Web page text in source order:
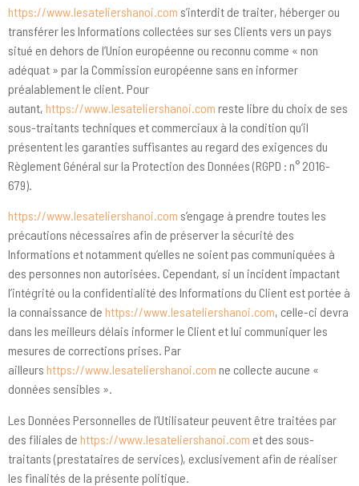
https://www.lesateliershanoi.com s’interdit de traiter, héberger ou
transférer les Informations collectées sur ses Clients vers un pays
situé en dehors de l’Union européenne ou reconnu comme « non
adéquat » par la Commission européenne sans en informer
préalablement le client. Pour
autant, https://www.lesateliershanoi.com reste libre du choix de ses
sous-traitants techniques et commerciaux à la condition qu’il
présentent les garanties suffisantes au regard des exigences du
Règlement Général sur la Protection des Données (RGPD : n° 2016-
679).
https://www.lesateliershanoi.com s’engage à prendre toutes les
précautions nécessaires afin de préserver la sécurité des
Informations et notamment qu’elles ne soient pas communiquées à
des personnes non autorisées. Cependant, si un incident impactant
l’intégrité ou la confidentialité des Informations du Client est portée à
la connaissance de https://www.lesateliershanoi.com, celle-ci devra
dans les meilleurs délais informer le Client et lui communiquer les
mesures de corrections prises. Par
ailleurs https://www.lesateliershanoi.com ne collecte aucune «
données sensibles ».
Les Données Personnelles de l’Utilisateur peuvent être traitées par
des filiales de https://www.lesateliershanoi.com et des sous-
traitants (prestataires de services), exclusivement afin de réaliser
les finalités de la présente politique.